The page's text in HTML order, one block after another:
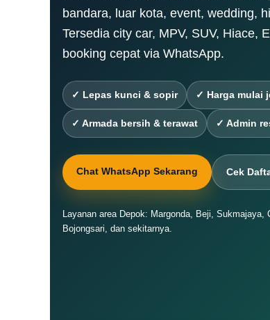
bandara, luar kota, event, wedding,
Tersedia city car, MPV, SUV, Hiace,
booking cepat via WhatsApp.
✓ Lepas kunci & sopir ✓ Harga mulai
✓ Armada bersih & terawat ✓ Admin
Chat WhatsApp Sekarang Cek
Layanan area Depok: Margonda, Beji,
Bojongsari, dan sekitarnya.